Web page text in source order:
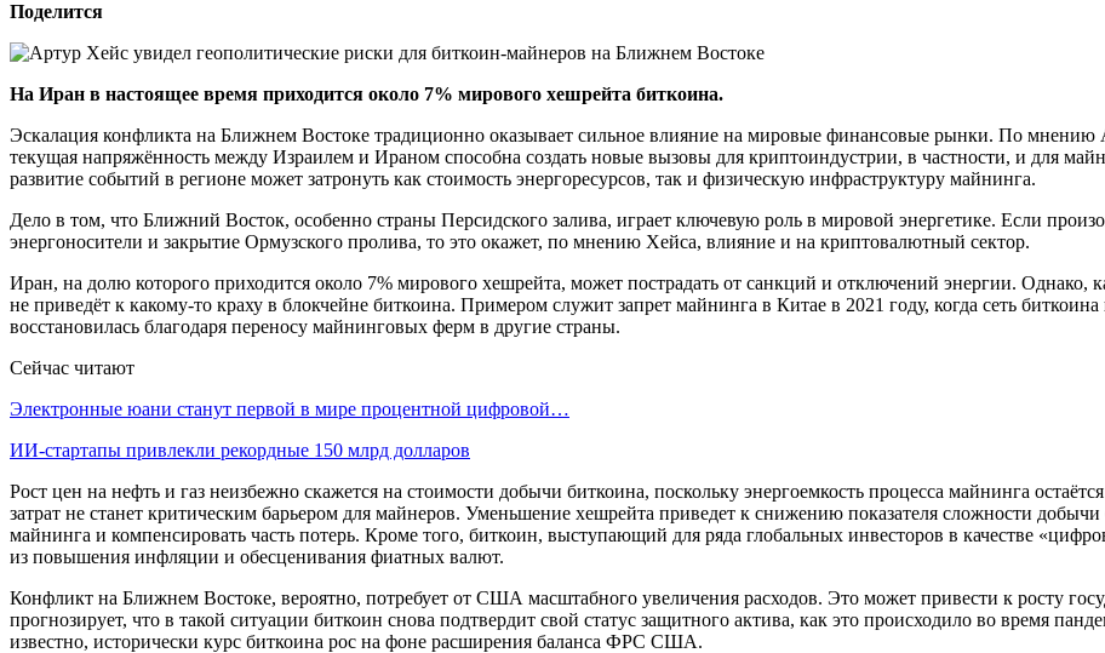
Поделится
На Иран в настоящее время приходится около 7% мирового хешрейта биткоина.
Эскалация конфликта на Ближнем Востоке традиционно оказывает сильное влияние на мировые финансовые рынки. По
текущая напряжённость между Израилем и Ираном способна создать новые вызовы для криптоиндустрии, в частности, и для
развитие событий в регионе может затронуть как стоимость энергоресурсов, так и физическую инфраструктуру майнинга.
Дело в том, что Ближний Восток, особенно страны Персидского залива, играет ключевую роль в мировой энергетике. Если
энергоносители и закрытие Ормузского пролива, то это окажет, по мнению Хейса, влияние и на криптовалютный сектор.
Иран, на долю которого приходится около 7% мирового хешрейта, может пострадать от санкций и отключений энергии. Однако,
не приведёт к какому-то краху в блокчейне биткоина. Примером служит запрет майнинга в Китае в 2021 году, когда сеть
восстановилась благодаря переносу майнинговых ферм в другие страны.
Сейчас читают
Электронные юани станут первой в мире процентной цифровой…
ИИ-стартапы привлекли рекордные 150 млрд долларов
Рост цен на нефть и газ неизбежно скажется на стоимости добычи биткоина, поскольку энергоемкость процесса майнинга
затрат не станет критическим барьером для майнеров. Уменьшение хешрейта приведет к снижению показателя сложности
майнинга и компенсировать часть потерь. Кроме того, биткоин, выступающий для ряда глобальных инвесторов в качестве
из повышения инфляции и обесценивания фиатных валют.
Конфликт на Ближнем Востоке, вероятно, потребует от США масштабного увеличения расходов. Это может привести к росту
прогнозирует, что в такой ситуации биткоин снова подтвердит свой статус защитного актива, как это происходило во время
известно, исторически курс биткоина рос на фоне расширения баланса ФРС США.